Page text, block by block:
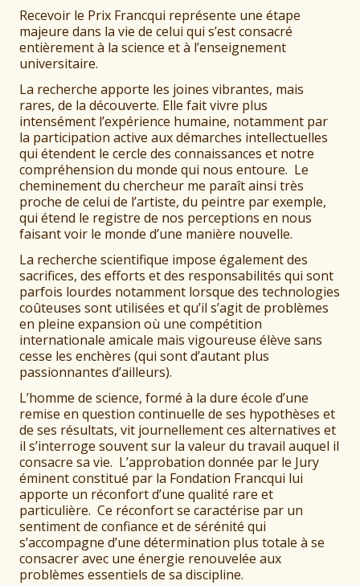
Recevoir le Prix Francqui représente une étape
majeure dans la vie de celui qui s’est consacré
entièrement à la science et à l’enseignement
universitaire.
La recherche apporte les joines vibrantes, mais
rares, de la découverte. Elle fait vivre plus
intensément l’expérience humaine, notamment par
la participation active aux démarches intellectuelles
qui étendent le cercle des connaissances et notre
compréhension du monde qui nous entoure. Le
cheminement du chercheur me paraît ainsi très
proche de celui de l’artiste, du peintre par exemple,
qui étend le registre de nos perceptions en nous
faisant voir le monde d’une manière nouvelle.
La recherche scientifique impose également des
sacrifices, des efforts et des responsabilités qui sont
parfois lourdes notamment lorsque des technologies
coûteuses sont utilisées et qu’il s’agit de problèmes
en pleine expansion où une compétition
internationale amicale mais vigoureuse élève sans
cesse les enchères (qui sont d’autant plus
passionnantes d’ailleurs).
L’homme de science, formé à la dure école d’une
remise en question continuelle de ses hypothèses et
de ses résultats, vit journellement ces alternatives et
il s’interroge souvent sur la valeur du travail auquel il
consacre sa vie. L’approbation donnée par le Jury
éminent constitué par la Fondation Francqui lui
apporte un réconfort d’une qualité rare et
particulière. Ce réconfort se caractérise par un
sentiment de confiance et de sérénité qui
s’accompagne d’une détermination plus totale à se
consacrer avec une énergie renouvelée aux
problèmes essentiels de sa discipline.